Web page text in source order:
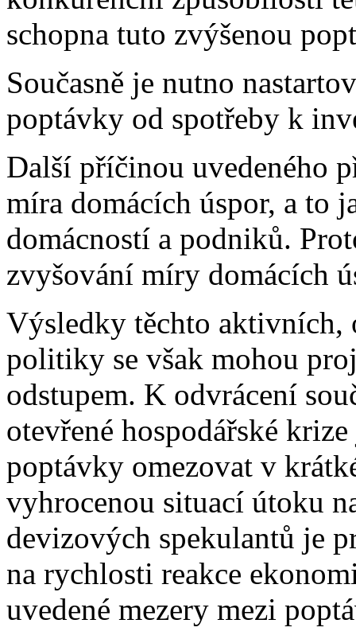
schopna tuto zvýšenou
Současně je nutno
poptávky od spotřeby k
Další příčinou uvedeného
míra domácích úspor, a to
domácností a podniků.
zvyšování míry domácích
Výsledky těchto aktivních,
politiky se však mohou
odstupem. K odvrácení
otevřené hospodářské
poptávky omezovat v
vyhrocenou situací útoku
devizových spekulantů je
na rychlosti reakce
uvedené mezery mezi